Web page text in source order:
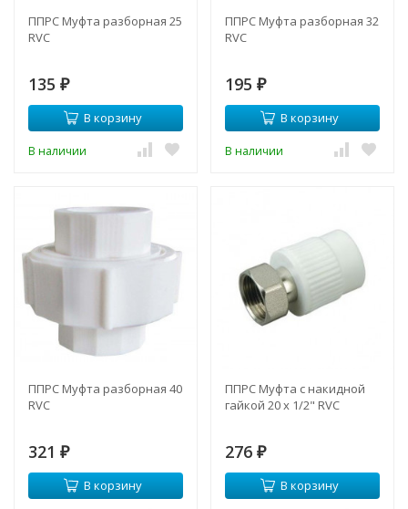
ППРС Муфта разборная 25
RVC
135 ₽
В корзину
В наличии
ППРС Муфта разборная 32
RVC
195 ₽
В корзину
В наличии
ППРС Муфта разборная 40
RVC
321 ₽
В корзину
ППРС Муфта с накидной
гайкой 20 х 1/2" RVC
276 ₽
В корзину